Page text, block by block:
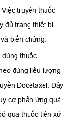
truyền thuốc
đủ trang thiết bị
biến chứng.
dùng thuốc
đúng liều lượng
Docetaxel. Đây
cơ phản ứng quá
qua thuốc tiền xử